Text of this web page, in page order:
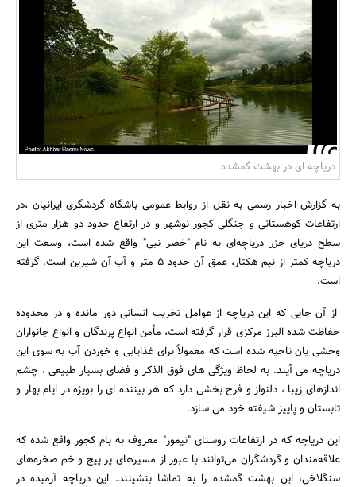
بانک، بیمه و سرمایه
مسکن و ساختمان
جستجو
دریاچه ای در بهشت گمشده
به گزارش اخبار رسمی به نقل از روابط عمومی باشگاه گردشگری ایرانیان ،در
ارتفاعات کوهستانی و جنگلی کجور نوشهر و در ارتفاع حدود دو هزار متری از
سطح دریای خزر دریاچه‌ای به نام "خضر نبی" واقع شده است، وسعت این
دریاچه کمتر از نیم هکتار، عمق آن حدود 5 متر و آب آن شیرین است. گرفته
است.
از آن جایی که این دریاچه از عوامل تخریب انسانی دور مانده و در محدوده
حفاظت شده البرز مرکزی قرار گرفته است، مأمن انواع پرندگان و انواع جانواران
وحشی یان ناحیه شده است که معمولاً برای غذایابی و خوردن آب به سوی این
دریاچه می آیند. به لحاظ ویژگی های فوق الذکر و فضای بسیار طبیعی ، چشم
اندازهای زیبا ، دلنواز و فرح بخشی دارد که هر بیننده ای را بویژه در ایام بهار و
تابستان و پاییز شیفته خود می سازد.
این دریاچه که در ارتفاعات روستای "نیمور" معروف به بام کجور واقع شده که
علاقه‌مندان و گردشگران می‌توانند با عبور از مسیرهای پر پیج و خم صخره‌های
سنگلاخی، این بهشت گمشده را به تماشا بنشینند. این دریاچه آرمیده در